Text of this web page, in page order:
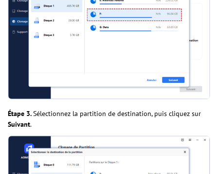
Étape 3.Sélectionnez la partition de destination, puis cliquez sur
Suivant.